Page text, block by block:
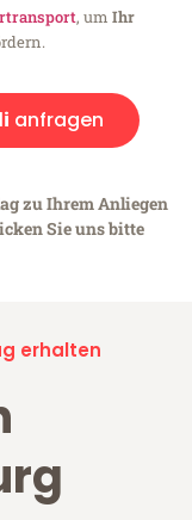
, um Ihr
anfragen
zu Ihrem Anliegen
Sie uns bitte
erhalten